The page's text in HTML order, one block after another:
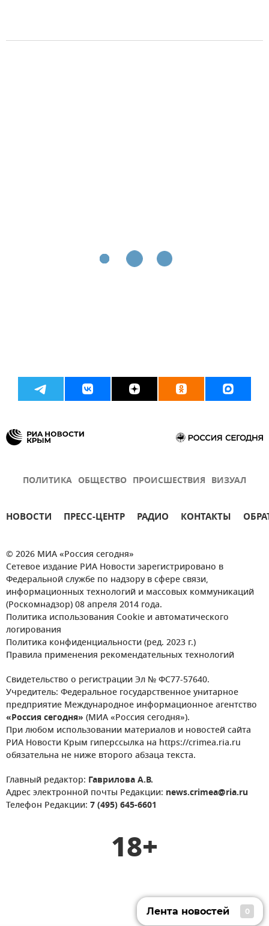
ПОЛИТИКА ОБЩЕСТВО ПРОИСШЕСТВИЯ ВИЗУАЛ
НОВОСТИ ПРЕСС-ЦЕНТР РАДИО КОНТАКТЫ
© 2026 МИА «Россия сегодня»
Сетевое издание РИА Новости зарегистрировано в
Федеральной службе по надзору в сфере связи,
информационных технологий и массовых коммуникаций
(Роскомнадзор) 08 апреля 2014 года.
Политика использования Cookie и автоматического
логирования
Политика конфиденциальности (ред. 2023 г.)
Правила применения рекомендательных технологий
Свидетельство о регистрации Эл № ФС77-57640.
Учредитель: Федеральное государственное унитарное
предприятие Международное информационное агентство
«Россия сегодня» (МИА «Россия сегодня»).
При любом использовании материалов и новостей сайта
РИА Новости Крым гиперссылка на https://crimea.ria.ru
обязательна не ниже второго абзаца текста.
Главный редактор: Гаврилова А.В.
Адрес электронной почты Редакции: news.crimea@ria.ru
Телефон Редакции: 7 (495) 645-6601
18+
Лента новостей 0